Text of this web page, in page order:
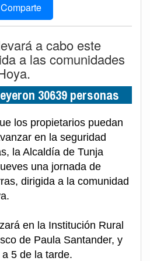
Comparte
a cabo este
a las comunidades
30639 personas
los propietarios puedan
en la seguridad
la Alcaldía de Tunja
una jornada de
dirigida a la comunidad
en la Institución Rural
de Paula Santander, y
5 de la tarde.